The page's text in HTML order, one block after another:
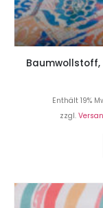
Enthält 19%
zzgl.